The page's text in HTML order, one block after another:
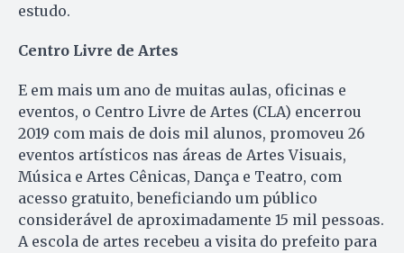
estudo.
Centro Livre de Artes
E em mais um ano de muitas aulas, oficinas e
eventos, o Centro Livre de Artes (CLA) encerrou
2019 com mais de dois mil alunos, promoveu 26
eventos artísticos nas áreas de Artes Visuais,
Música e Artes Cênicas, Dança e Teatro, com
acesso gratuito, beneficiando um público
considerável de aproximadamente 15 mil pessoas.
A escola de artes recebeu a visita do prefeito para